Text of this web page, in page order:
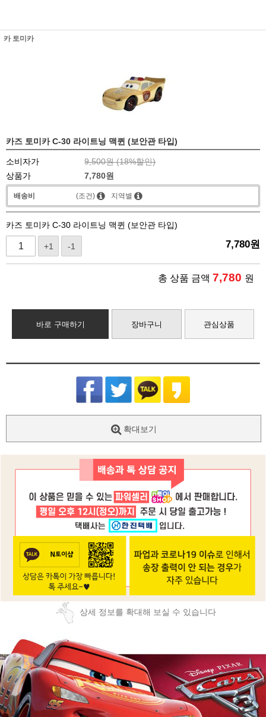
카 토미카
카즈 토미카 C-30 라이트닝 맥퀸 (보안관 타입)
소비자가 9,500원 (18%할인)
상품가
7,780원
배송비 (조건) 지역별
카즈 토미카 C-30 라이트닝 맥퀸 (보안관 타입)
+1 -1 7,780원
총 상품 금액 7,780 원
바로 구매하기 장바구니 관심상품
확대보기
상세 정보를 확대해 보실 수 있습니다